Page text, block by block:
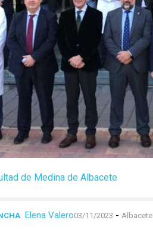
de Medina de Albacete
Elena Valero03/11/2023 - Albacete